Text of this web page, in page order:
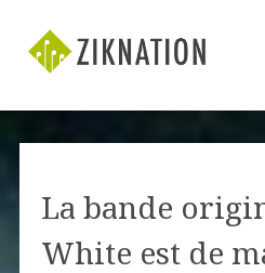
La bande
White est de